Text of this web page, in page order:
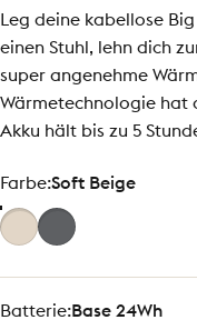
Leg deine kabellose
einen Stuhl, lehn dich
super angenehme
Wärmetechnologie hat
Akku hält bis zu 5
Farbe
Farbe:Soft Beige
Batterie
Batterie:Base 24Wh